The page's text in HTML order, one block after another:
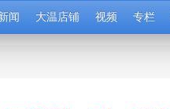
闻 大温店铺 视频 专栏